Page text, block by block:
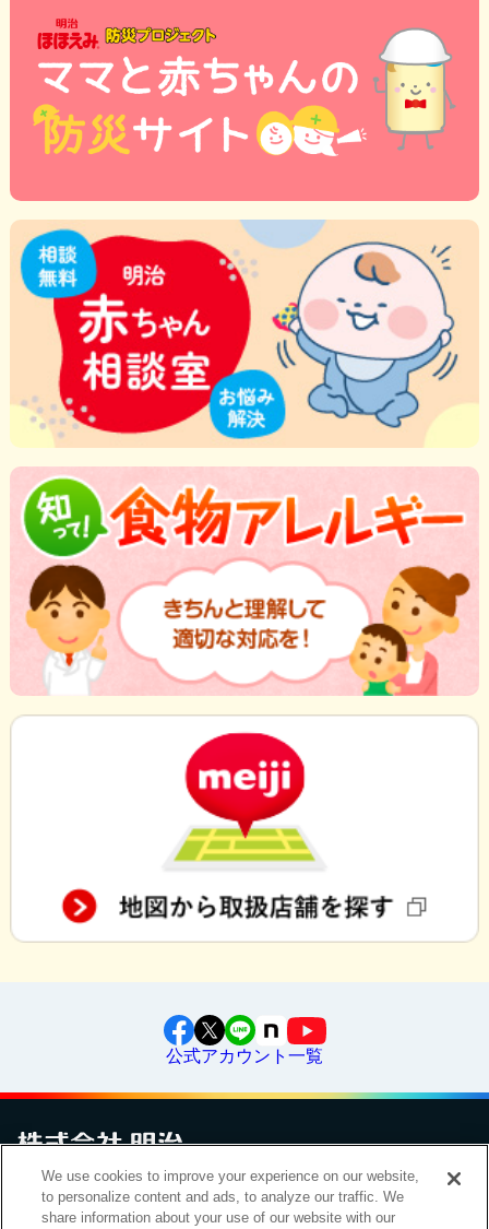
公式アカウント一覧
お問い合わせ サイトマップ個人情報保護について電子公告
アクセシビリティへの対応方針ご利用規約明治グループのDX
We use cookies to improve your experience on our website,
to personalize content and ads, to analyze our traffic. We
share information about your use of our website with our